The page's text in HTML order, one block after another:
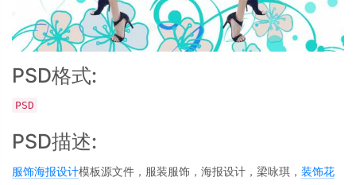
PSD格式:
PSD
PSD描述:
服饰海报设计模板源文件，服装服饰，海报设计，梁咏琪， 装饰花